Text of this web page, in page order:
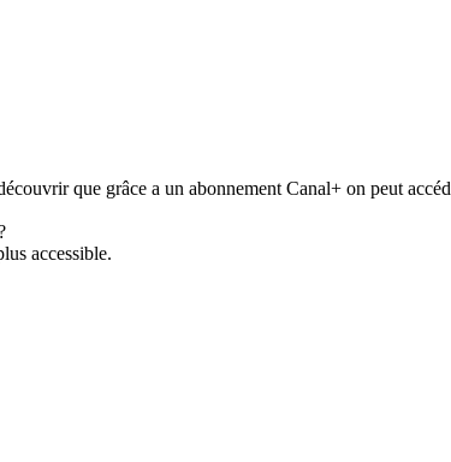
que grâce a un abonnement Canal+ on peut
accessible.